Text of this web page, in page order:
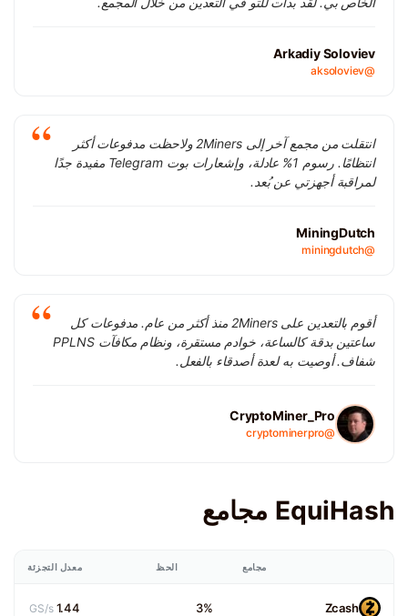
Arkadiy Soloviev
@aksoloviev
انتقلت من مجمع آخر إلى 2Miners ولاحظت مدفوعات أكثر
انتظامًا. رسوم 1% عادلة، وإشعارات بوت Telegram مفيدة جدًا
لمراقبة أجهزتي عن بُعد.
MiningDutch
@miningdutch
أقوم بالتعدين على 2Miners منذ أكثر من عام. مدفوعات كل
ساعتين بدقة كالساعة، خوادم مستقرة، ونظام مكافآت PPLNS
شفاف. أوصيت به لعدة أصدقاء بالفعل.
CryptoMiner_Pro
@cryptominerpro
EquiHash مجامع
مجامع الحظ معدل التجزئة
Zcash
3%
1.44
GS/s